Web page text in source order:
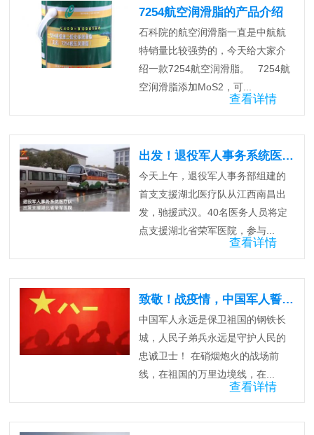
7254航空润滑脂的产品介绍
石科院的航空润滑脂一直是中航航
特销量比较强势的，今天给大家介
绍一款7254航空润滑脂。 7254航
空润滑脂添加MoS2，可...
查看详情
出发！退役军人事务系统医疗队驰援武汉！
今天上午，退役军人事务部组建的
首支支援湖北医疗队从江西南昌出
发，驰援武汉。40名医务人员将定
点支援湖北省荣军医院，参与...
查看详情
致敬！战疫情，中国军人誓死不退！
中国军人永远是保卫祖国的钢铁长
城，人民子弟兵永远是守护人民的
忠诚卫士！ 在硝烟炮火的战场前
线，在祖国的万里边境线，在...
查看详情